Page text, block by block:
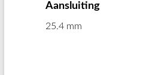
Aansluiting
25.4 mm